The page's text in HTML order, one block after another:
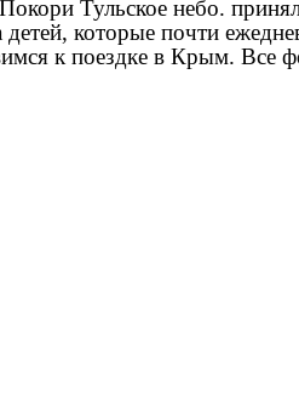
Тульское небо.
которые почти
к поездке в Крым.